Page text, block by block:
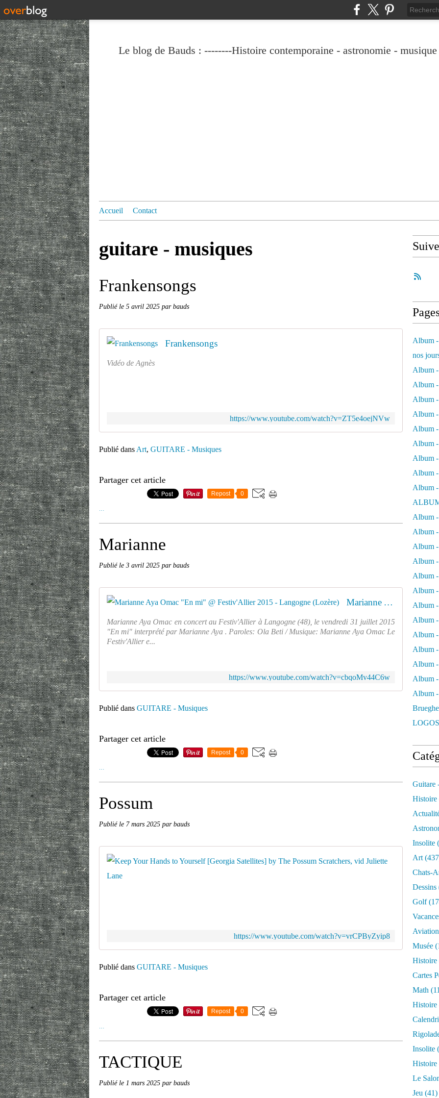
Le blog de Bauds : --------Histoire contemporaine - astronomie -
Accueil Contact
guitare - musiques
Frankensongs
Publié le 5 avril 2025 par bauds
Frankensongs
Vidéo de Agnès
https://www.youtube.com/watch?v=ZT5e4oejNVw
Publié dans Art, GUITARE - Musiques
Partager cet article
Repost 0
Marianne
Publié le 3 avril 2025 par bauds
Marianne Aya Omac "En mi" @ Festiv'Allier 2015 - Langogne (Lozère)
Marianne Aya Omac en concert au Festiv'Allier à Langogne (48), le vendredi 31 juillet 2015
"En mi" interprété par Marianne Aya . Paroles: Ola Beti / Musique: Marianne Aya Omac Le
Festiv'Allier e...
https://www.youtube.com/watch?v=cbqoMv44C6w
Publié dans GUITARE - Musiques
Partager cet article
Repost 0
Possum
Publié le 7 mars 2025 par bauds
Keep
d
https://www.youtube.com/watch?v=vrCPByZyip8
Publié dans GUITARE - Musiques
Partager cet article
Repost 0
TACTIQUE
Publié le 1 mars 2025 par bauds
Album -
nos
Album -
Album -
Album -
Album
Album
Album
Album
Album -
Album
Album -
Album
Album
Album
Album
Album
Album
Album -
Album -
Album -
Album
Album
Album
Guitare
Histoire
Insolite
Art
Chats-
Dessins
Golf
Aviation
Musée
Histoire
Cartes
Math
Histoire
Insolite
Histoire
Le
Jeu (41)